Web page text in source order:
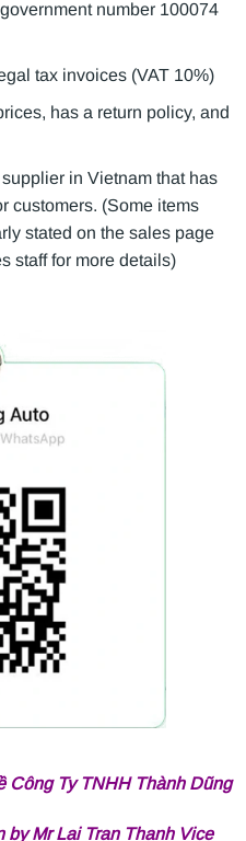
number 100074
tax invoices (VAT 10%)
has a return policy, and
in Vietnam that has
customers. (Some items
stated on the sales page
staff for more details)
Công Ty TNHH Thành Dũng
Mr Lai Tran Thanh Vice